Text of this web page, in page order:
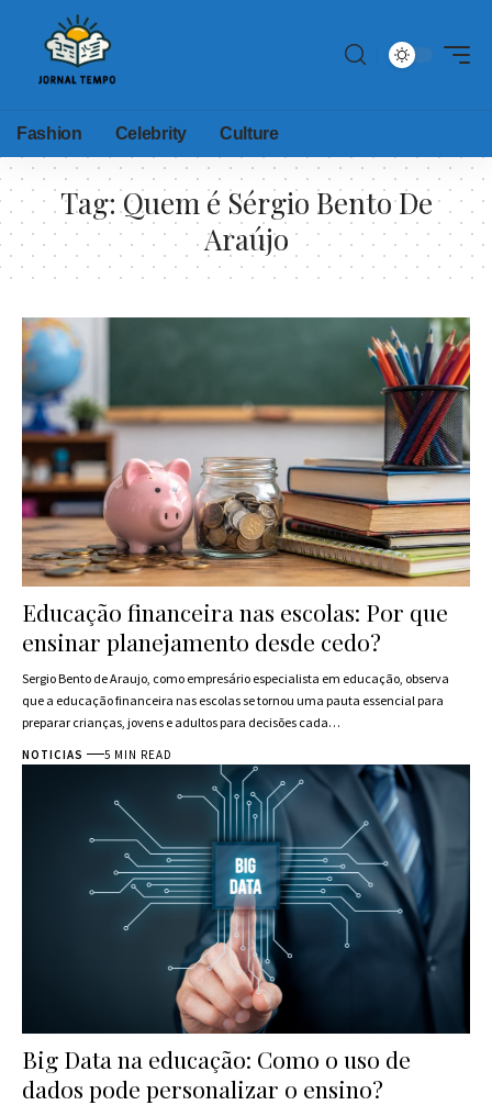
Fashion Celebrity Culture
Tag:Quem é Sérgio Bento De
Araújo
Educação financeira nas escolas: Por que
ensinar planejamento desde cedo?
Sergio Bento de Araujo, como empresário especialista em educação, observa
que a educação financeira nas escolas se tornou uma pauta essencial para
preparar crianças, jovens e adultos para decisões cada…
NOTICIAS 5 MIN READ
Big Data na educação: Como o uso de
dados pode personalizar o ensino?